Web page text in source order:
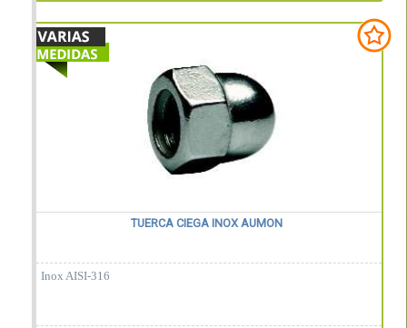
TUERCA CIEGA INOX AUMON
Inox AISI-316